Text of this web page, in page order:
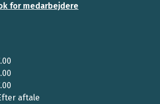
for medarbejdere
aftale